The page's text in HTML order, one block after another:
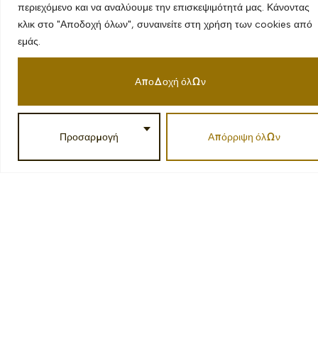
περιεχόμενο και να αναλύουμε την επισκεψιμότητά μας. Κάνοντας
κλικ στο "Αποδοχή όλων", συναινείτε στη χρήση των cookies από
εμάς.
Προσαρμογή Απόρριψη όλων
Αποδοχή όλων